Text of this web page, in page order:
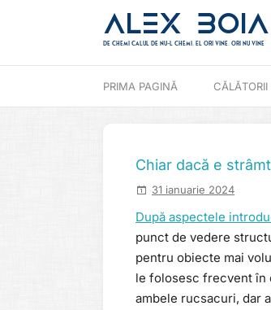
Alex Boia
De chemi calul de nu-l chemi, el ori vine. ori nu vine
PRIMA PAGINĂ CĂLĂTORII
Chiar dacă e
31 ianuarie 2024
După aspectele
punct de vedere
pentru obiecte mai
le folosesc frecvent în
ambele rucsacuri, dar